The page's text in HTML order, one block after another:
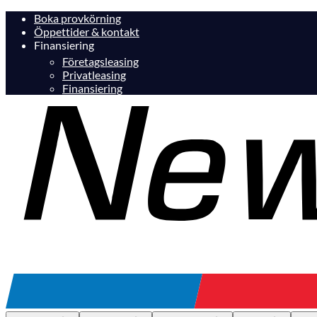
Boka provkörning
Öppettider & kontakt
Finansiering
Företagsleasing
Privatleasing
Finansiering